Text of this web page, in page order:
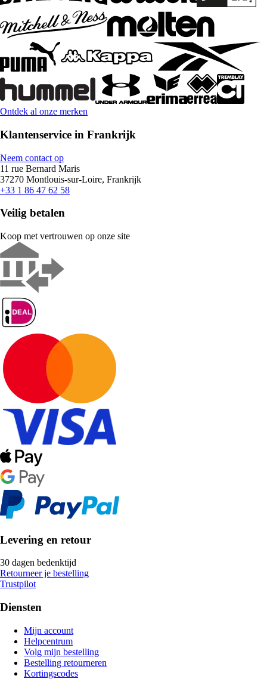
Ontdek al onze merken
Klantenservice in Frankrijk
Neem contact op
11 rue Bernard Maris
37270 Montlouis-sur-Loire, Frankrijk
+33 1 86 47 62 58
Veilig betalen
Koop met vertrouwen op onze site
Levering en retour
30 dagen bedenktijd
Retourneer je bestelling
Trustpilot
Diensten
Mijn account
Helpcentrum
Volg mijn bestelling
Bestelling retourneren
Kortingscodes